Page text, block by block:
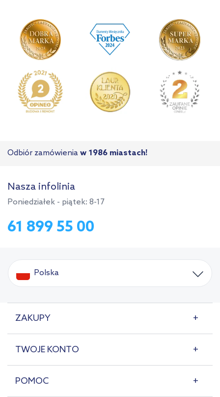
Odbiór zamówienia w 1986 miastach!
Nasza infolinia
Poniedziałek - piątek: 8-17
61 899 55 00
Polska
ZAKUPY
TWOJE KONTO
POMOC